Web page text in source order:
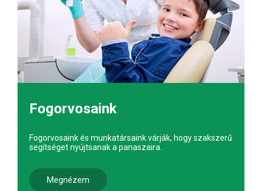
Fogorvosaink
Fogorvosaink és munkatársaink várják, hogy szakszerű
segítséget nyújtsanak a panaszaira.
Megnézem